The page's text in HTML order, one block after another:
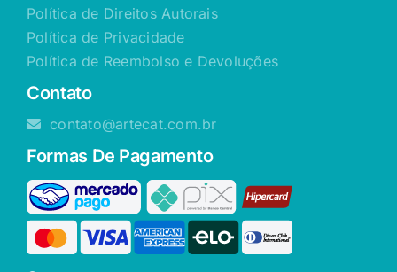
Política de Direitos Autorais
Política de Privacidade
Política de Reembolso e Devoluções
Contato
contato@artecat.com.br
Formas De Pagamento